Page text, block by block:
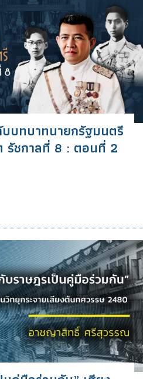
บทบาทนายกรัฐมนตรี
รัชกาลที่ 8 : ตอนที่ 2